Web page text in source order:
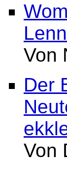
Von
Der
Von